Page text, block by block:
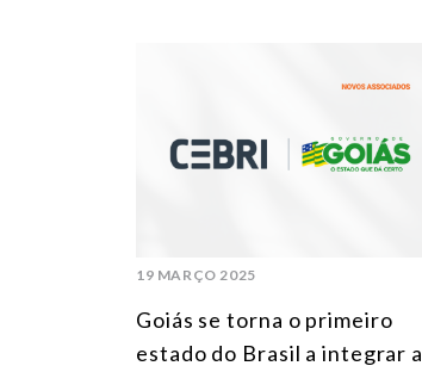
19 MARÇO 2025
Goiás se torna o primeiro
estado do Brasil a integrar a